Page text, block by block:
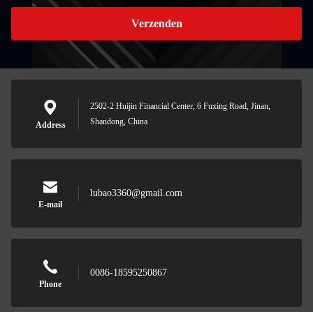
Verzenden
Address
2502-2 Huijin Financial Center, 6 Fuxing Road, Jinan,
Shandong, China
E-mail
lubao3360@gmail.com
Phone
0086-18595250867